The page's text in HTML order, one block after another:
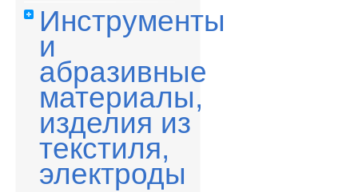
Инструменты
и
абразивные
материалы,
изделия из
текстиля,
электроды